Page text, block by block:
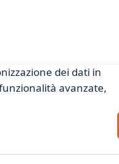
dei dati in
avanzate,